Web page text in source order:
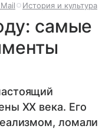
История и культура
самые
XX века. Его
ломали